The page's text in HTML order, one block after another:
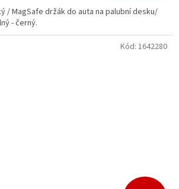
/ MagSafe držák do auta na palubní desku/
- černý.
Kód: 1642280